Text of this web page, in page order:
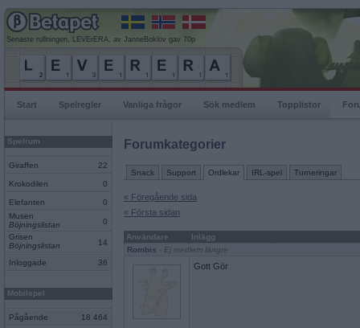
Senaste rullningen, LEVErERA, av JanneBoklöv gav 70p
Start Spelregler Vanliga frågor Sök medlem Topplistor
Spelrum
Giraffen 22
Krokodilen 0
Elefanten
0
Musen
Böjningslistan
0
Grisen
Böjningslistan
14
Inloggade 36
Mobilspel
Pågående 18 464
Forumkategorier
Snack Support Ordlekar IRL-spel Turneringar
« Föregående sida
« Första sidan
Användare
Inlägg
Rombis - Ej medlem längre
Gott Gör